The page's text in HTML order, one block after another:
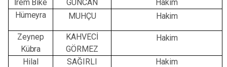
İrem Bike GÜNCAN
Hakim
Hümeyra
MUHÇU Hakim
Zeynep
Kübra
KAHVECİ
GÖRMEZ
Hakim
Hilal SAĞIRLI
Hakim